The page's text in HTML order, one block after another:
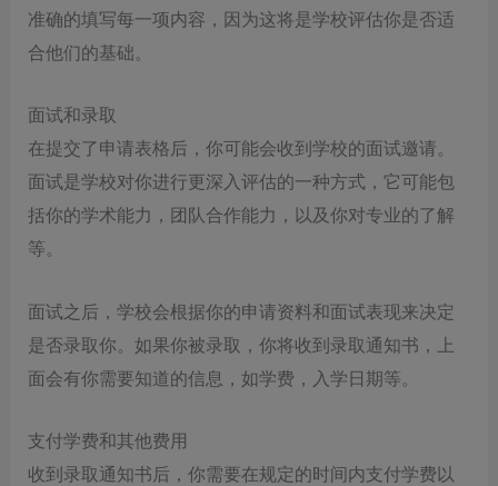
准确的填写每一项内容，因为这将是学校评估你是否适
合他们的基础。
面试和录取
在提交了申请表格后，你可能会收到学校的面试邀请。
面试是学校对你进行更深入评估的一种方式，它可能包
括你的学术能力，团队合作能力，以及你对专业的了解
等。
面试之后，学校会根据你的申请资料和面试表现来决定
是否录取你。如果你被录取，你将收到录取通知书，上
面会有你需要知道的信息，如学费，入学日期等。
支付学费和其他费用
收到录取通知书后，你需要在规定的时间内支付学费以